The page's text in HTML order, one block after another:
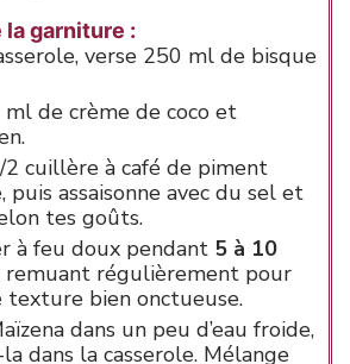
la garniture :
verse 250 ml de bisque
de crème de coco et
2 cuillère à café de piment
puis assaisonne avec du sel et
tes goûts.
à feu doux pendant 5 à 10
remuant régulièrement pour
texture bien onctueuse.
dans un peu d’eau froide,
dans la casserole. Mélange